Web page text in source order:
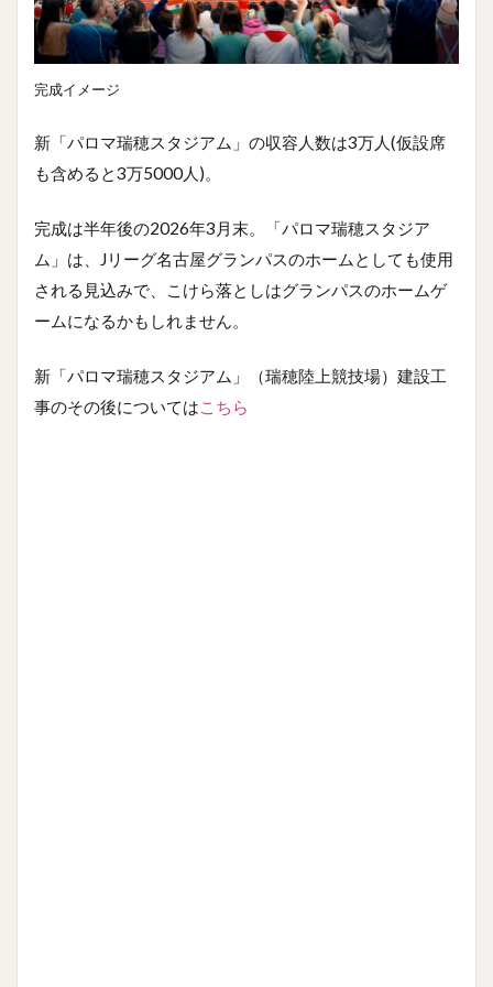
完成イメージ
新「パロマ瑞穂スタジアム」の収容人数は3万人(仮設席
も含めると3万5000人)。
完成は半年後の2026年3月末。「パロマ瑞穂スタジア
ム」は、Jリーグ名古屋グランパスのホームとしても使用
される見込みで、こけら落としはグランパスのホームゲ
ームになるかもしれません。
新「パロマ瑞穂スタジアム」（瑞穂陸上競技場）建設工
事のその後についてはこちら